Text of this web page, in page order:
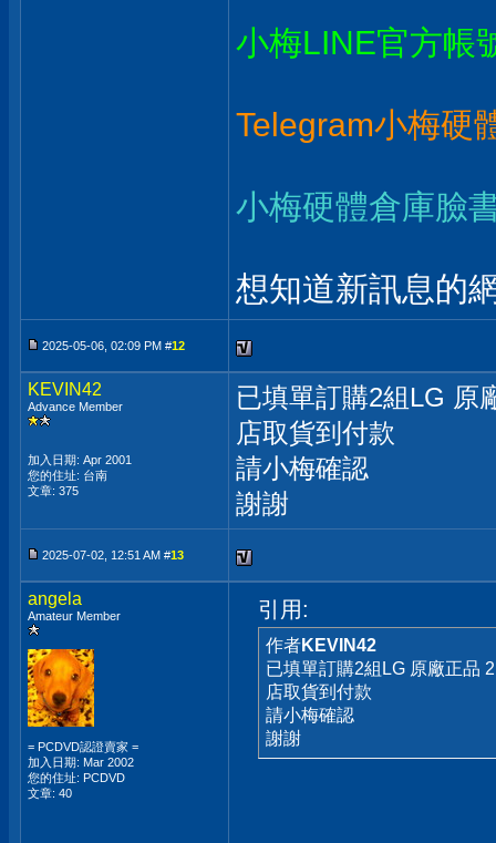
小梅LINE官方帳
Telegram小梅硬
小梅硬體倉庫臉
想知道新訊息的
2025-05-06, 02:09 PM #12
KEVIN42
Advance Member
加入日期: Apr 2001
您的住址: 台南
文章: 375
已填單訂購2組LG 原
店取貨到付款
請小梅確認
謝謝
2025-07-02, 12:51 AM #13
angela
Amateur Member
= PCDVD認證賣家 =
加入日期: Mar 2002
您的住址: PCDVD
文章: 40
引用:
作者KEVIN42
已填單訂購2組LG 原廠正品
店取貨到付款
請小梅確認
謝謝